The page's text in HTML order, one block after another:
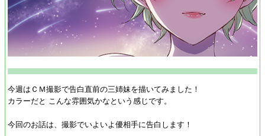
今週はＣＭ撮影で告白直前の三姉妹を描いてみました！
カラーだと こんな雰囲気かなという感じです。
今回のお話は、撮影でいよいよ優相手に告白します！